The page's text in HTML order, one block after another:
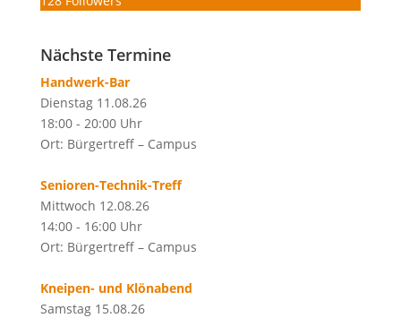
Nächste Termine
Handwerk-Bar
Dienstag 11.08.26
18:00 - 20:00 Uhr
Ort: Bürgertreff – Campus
Senioren-Technik-Treff
Mittwoch 12.08.26
14:00 - 16:00 Uhr
Ort: Bürgertreff – Campus
Kneipen- und Klönabend
Samstag 15.08.26